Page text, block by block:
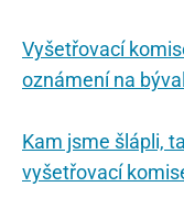
Vyšetřovací
oznámení na
Kam jsme šlápli,
vyšetřovací